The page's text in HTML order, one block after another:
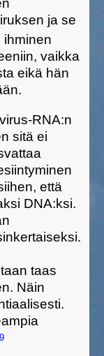
ja se
ihminen
vaikka
eikä hän
RNA:n
sitä ei
että
DNA:ksi.
taas
Näin
9